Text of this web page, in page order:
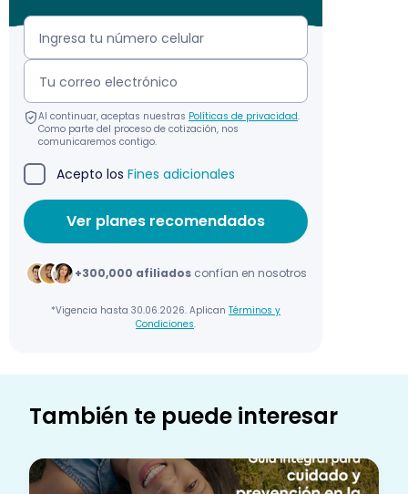
Al continuar, aceptas nuestras Políticas de privacidad.
Como parte del proceso de cotización, nos
comunicaremos contigo.
Acepto los Fines adicionales
+300,000 afiliadosconfían en nosotros
*Vigencia hasta 30.06.2026. Aplican Términos y
Condiciones.
También te puede interesar